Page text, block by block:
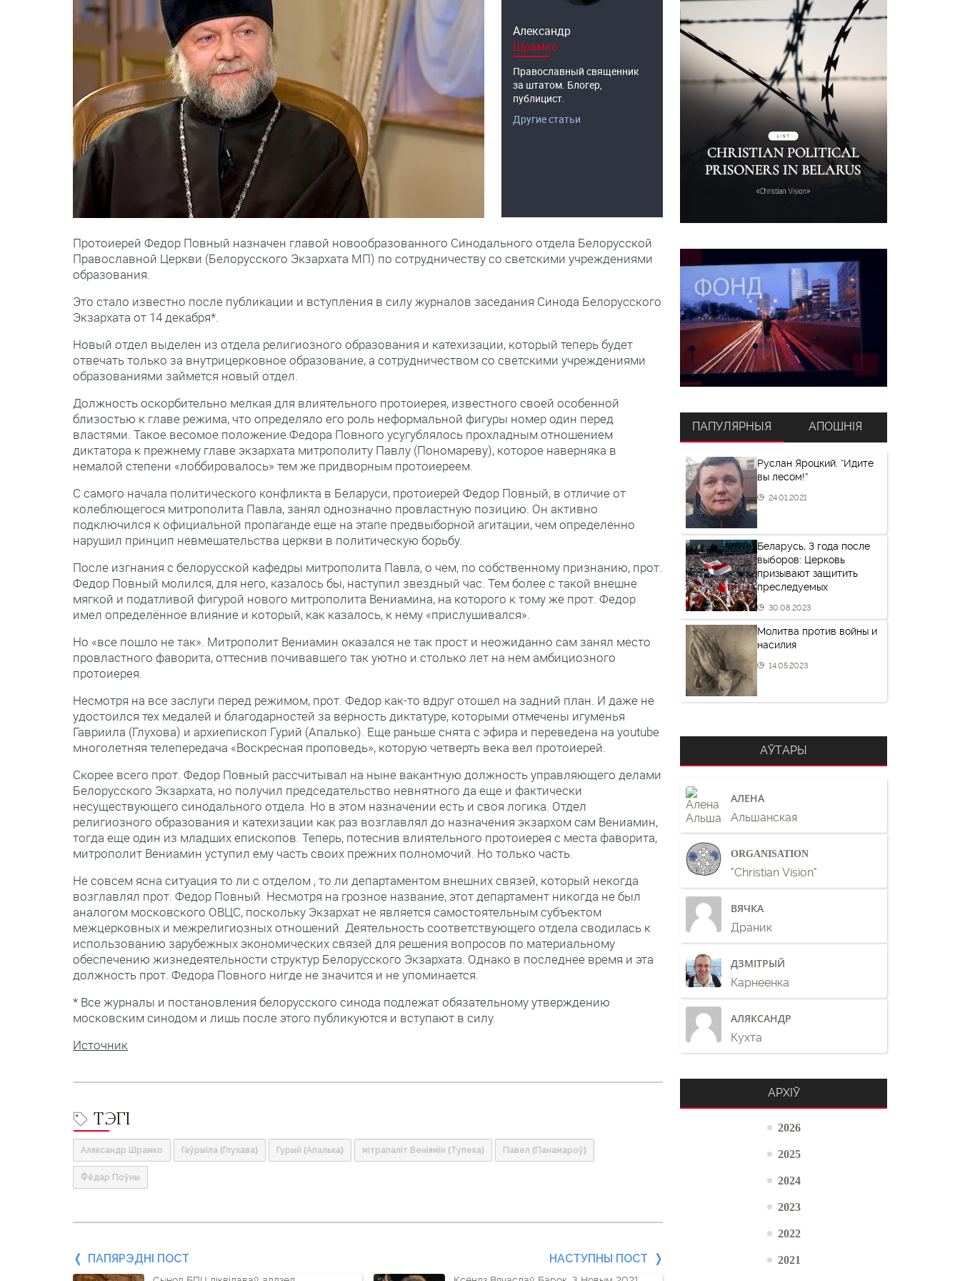
Александр
Шрамко
Православный священник
за штатом. Блогер,
публицист.
Другие статьи
Протоиерей Федор Повный назначен главой новообразованного Синодального отдела Белорусской
Православной Церкви (Белорусского Экзархата МП) по сотрудничеству со светскими учреждениями
образования.
Это стало известно после публикации и вступления в силу журналов заседания Синода Белорусского
Экзархата от 14 декабря*.
Новый отдел выделен из отдела религиозного образования и катехизации, который теперь будет
отвечать только за внутрицерковное образование, а сотрудничеством со светскими учреждениями
образованиями займется новый отдел.
Должность оскорбительно мелкая для влиятельного протоиерея, известного своей особенной
близостью к главе режима, что определяло его роль неформальной фигуры номер один перед
властями. Такое весомое положение Федора Повного усугублялось прохладным отношением
диктатора к прежнему главе экзархата митрополиту Павлу (Пономареву), которое наверняка в
немалой степени «лоббировалось» тем же придворным протоиереем.
С самого начала политического конфликта в Беларуси, протоиерей Федор Повный, в отличие от
колеблющегося митрополита Павла, занял однозначно провластную позицию. Он активно
подключился к официальной пропаганде еще на этапе предвыборной агитации, чем определенно
нарушил принцип невмешательства церкви в политическую борьбу.
После изгнания с белорусской кафедры митрополита Павла, о чем, по собственному признанию, прот.
Федор Повный молился, для него, казалось бы, наступил звездный час. Тем более с такой внешне
мягкой и податливой фигурой нового митрополита Вениамина, на которого к тому же прот. Федор
имел определённое влияние и который, как казалось, к нему «прислушивался».
Но «все пошло не так». Митрополит Вениамин оказался не так прост и неожиданно сам занял место
провластного фаворита, оттеснив почивавшего так уютно и столько лет на нем амбициозного
протоиерея.
Несмотря на все заслуги перед режимом, прот. Федор как-то вдруг отошел на задний план. И даже не
удостоился тех медалей и благодарностей за верность диктатуре, которыми отмечены игуменья
Гавриила (Глухова) и архиепископ Гурий (Апалько). Еще раньше снята с эфира и переведена на youtube
многолетняя телепередача «Воскресная проповедь», которую четверть века вел протоиерей.
Скорее всего прот. Федор Повный рассчитывал на ныне вакантную должность управляющего делами
Белорусского Экзархата, но получил председательство невнятного да еще и фактически
несуществующего синодального отдела. Но в этом назначении есть и своя логика. Отдел
религиозного образования и катехизации как раз возглавлял до назначения экзархом сам Вениамин,
тогда еще один из младших епископов. Теперь, потеснив влиятельного протоиерея с места фаворита,
митрополит Вениамин уступил ему часть своих прежних полномочий. Но только часть.
Не совсем ясна ситуация то ли с отделом , то ли департаментом внешних связей, который некогда
возглавлял прот. Федор Повный. Несмотря на грозное название, этот департамент никогда не был
аналогом московского ОВЦС, поскольку Экзархат не является самостоятельным субъектом
межцерковных и межрелигиозных отношений. Деятельность соответствующего отдела сводилась к
использованию зарубежных экономических связей для решения вопросов по материальному
обеспечению жизнедеятельности структур Белорусского Экзархата. Однако в последнее время и эта
должность прот. Федора Повного нигде не значится и не упоминается.
* Все журналы и постановления белорусского синода подлежат обязательному утверждению
московским синодом и лишь после этого публикуются и вступают в силу.
Источник
ТЭГІ
Аляксандр Шрамко Гаўрыіла (Глухава) Гурый (Апалька) мітрапаліт Веніямін (Тупека) Павел (Панамароў)
Фёдар Поўны
Папярэдні
ПАПЯРЭДНІ ПОСТ НАСТУПНЫ ПОСТ
ПАПУЛЯРНЫЯ
Руслан Яроцкий. “Идите
вы лесом!”
24.01.2021
Беларусь, 3 года после
выборов: Церковь
призывают защитить
преследуемых
30.08.2023
Молитва против войны и
насилия
14.05.2023
АПОШНІЯ
АЎТАРЫ
АЛЕНА
Альшанская
ORGANISATION
"Christian Vision"
ВЯЧКА
Драник
ДЗМІТРЫЙ
Карнеенка
АЛЯКСАНДР
Кухта
АРХІЎ
2026
2025
2024
2023
2022
2021